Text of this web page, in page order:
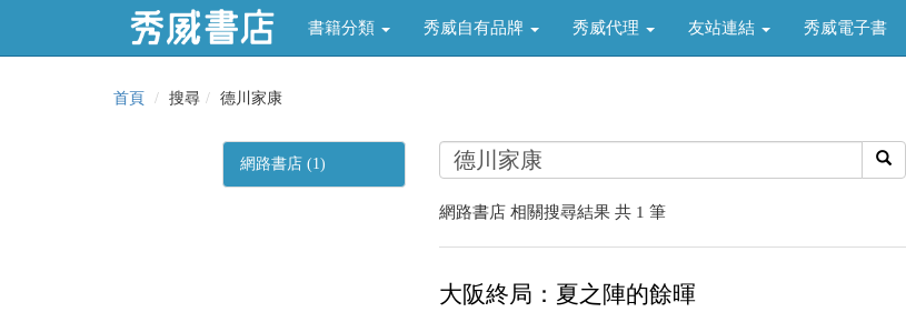
書籍分類 秀威自有品牌 秀威代理 友站連結 秀威電子書
首頁 搜尋 德川家康
網路書店 (1)
網路書店 相關搜尋結果 共 1 筆
大阪終局：夏之陣的餘暉